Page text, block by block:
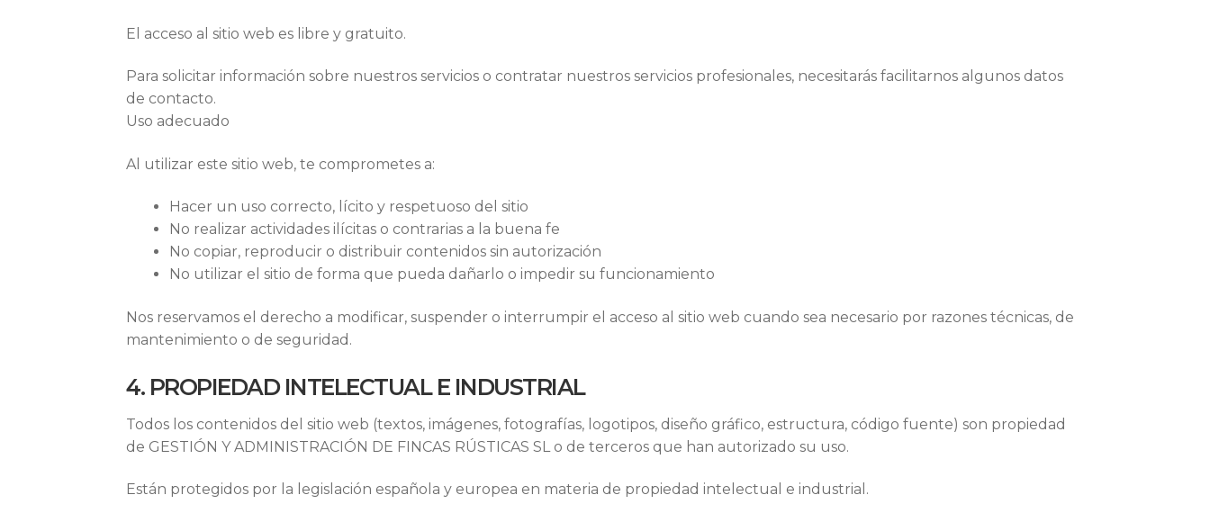
El acceso al sitio web es libre y gratuito.
Para solicitar información sobre nuestros servicios o contratar nuestros servicios profesionales, necesitarás facilitarnos algunos datos
de contacto.
Uso adecuado
Al utilizar este sitio web, te comprometes a:
Hacer un uso correcto, lícito y respetuoso del sitio
No realizar actividades ilícitas o contrarias a la buena fe
No copiar, reproducir o distribuir contenidos sin autorización
No utilizar el sitio de forma que pueda dañarlo o impedir su funcionamiento
Nos reservamos el derecho a modificar, suspender o interrumpir el acceso al sitio web cuando sea necesario por razones técnicas, de
mantenimiento o de seguridad.
4. PROPIEDAD INTELECTUAL E INDUSTRIAL
Todos los contenidos del sitio web (textos, imágenes, fotografías, logotipos, diseño gráfico, estructura, código fuente) son propiedad
de GESTIÓN Y ADMINISTRACIÓN DE FINCAS RÚSTICAS SL o de terceros que han autorizado su uso.
Están protegidos por la legislación española y europea en materia de propiedad intelectual e industrial.